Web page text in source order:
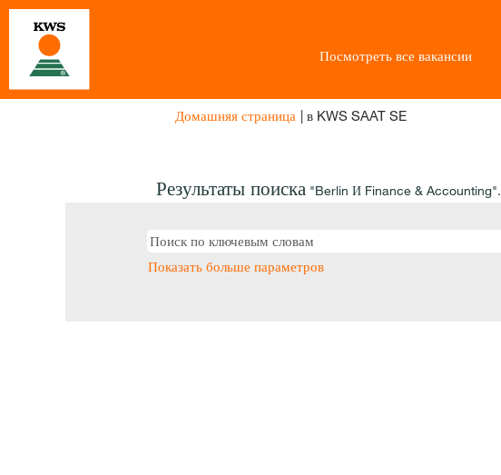
Посмотреть все вакансии
Домашняя страница | в KWS SAAT SE(текущая
Результаты поиска "Berlin И Finance & Accounting".
Показать больше параметров